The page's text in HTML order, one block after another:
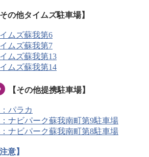
その他タイムズ駐車場】
ムズ蘇我第6
ムズ蘇我第7
ムズ蘇我第13
ムズ蘇我第14
【その他提携駐車場】
パラカ
ナビパーク蘇我南町第9駐車場
ナビパーク蘇我南町第8駐車場
注意】